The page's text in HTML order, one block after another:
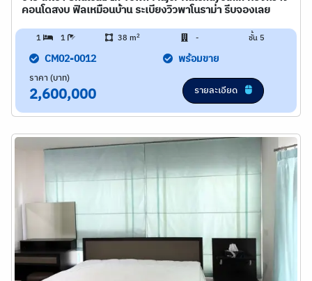
คอนโดสงบ ฟิลเหมือนบ้าน ระเบียงวิวพาโนราม่า รีบจองเลย
1 1 38 m2 - ชั้น 5
CM02-0012 พร้อมขาย
ราคา (บาท)
2,600,000 รายละเอียด